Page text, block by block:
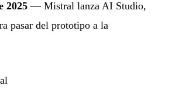
2025 — Mistral lanza AI Studio,
pasar del prototipo a la